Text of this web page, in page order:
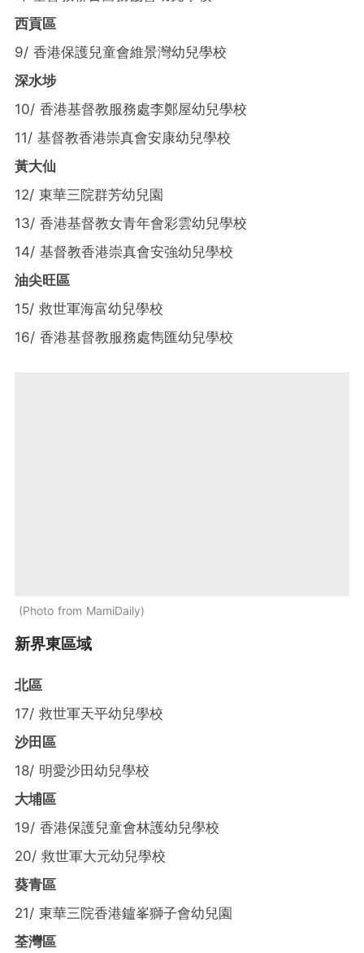
西貢區
9/ 香港保護兒童會維景灣幼兒學校
深水埗
10/ 香港基督教服務處李鄭屋幼兒學校
11/ 基督教香港崇真會安康幼兒學校
黃大仙
12/ 東華三院群芳幼兒園
13/ 香港基督教女青年會彩雲幼兒學校
14/ 基督教香港崇真會安強幼兒學校
油尖旺區
15/ 救世軍海富幼兒學校
16/ 香港基督教服務處雋匯幼兒學校
Photo from MamiDaily
新界東區域
北區
17/ 救世軍天平幼兒學校
沙田區
18/ 明愛沙田幼兒學校
大埔區
19/ 香港保護兒童會林護幼兒學校
20/ 救世軍大元幼兒學校
葵青區
21/ 東華三院香港鑪峯獅子會幼兒園
荃灣區